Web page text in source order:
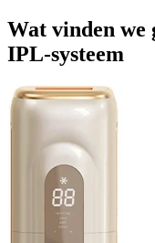
Wat vinden we
IPL-systeem